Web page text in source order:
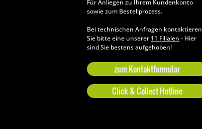
Für Anliegen zu Ihrem Kundenkonto
sowie zum Bestellprozess.
Bei technischen Anfragen kontaktieren
Sie bitte eine unserer 11 Filialen - Hier
sind Sie bestens aufgehoben!
zum Kontaktformular
Click & Collect Hotline